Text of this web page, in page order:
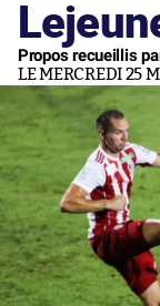
Propos recueillis
LE MERCREDI 25